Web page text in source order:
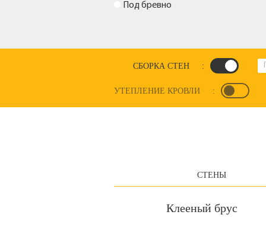
Под бревно
СБОРКА СТЕН :
УТЕПЛЕНИЕ КРОВЛИ :
СТЕНЫ
Клееный брус